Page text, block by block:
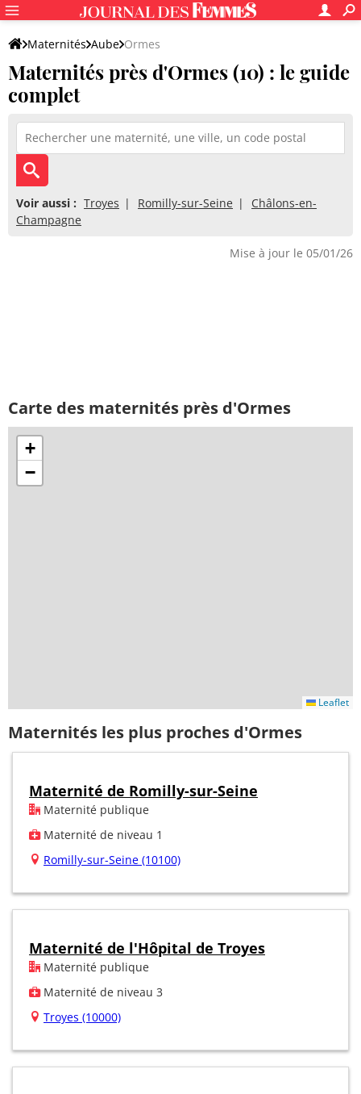
Maternités Aube Ormes
Maternités près d'Ormes (10) : le guide
complet
Voir aussi : Troyes Romilly-sur-Seine
Châlons-en-
Champagne
Mise à jour le 05/01/26
Carte des maternités près d'Ormes
+
−
Leaflet
Maternités les plus proches d'Ormes
Maternité de Romilly-sur-Seine
Maternité publique
Maternité de niveau 1
Romilly-sur-Seine (10100)
Maternité de l'Hôpital de Troyes
Maternité publique
Maternité de niveau 3
Troyes (10000)